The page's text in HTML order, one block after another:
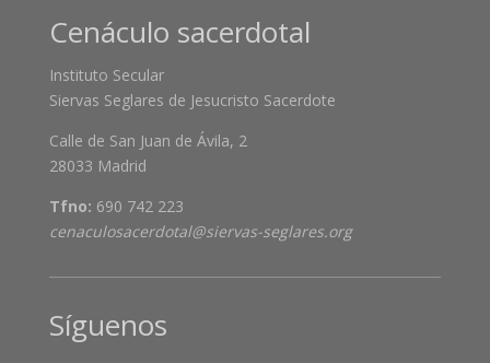
Cenáculo sacerdotal
Instituto Secular
Siervas Seglares de Jesucristo Sacerdote
Calle de San Juan de Ávila, 2
28033 Madrid
Tfno: 690 742 223
cenaculosacerdotal@siervas-seglares.org
Síguenos